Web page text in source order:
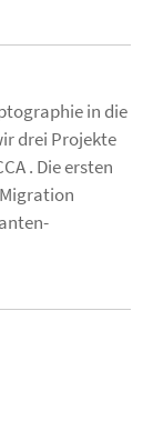
in die
drei Projekte
. Die ersten